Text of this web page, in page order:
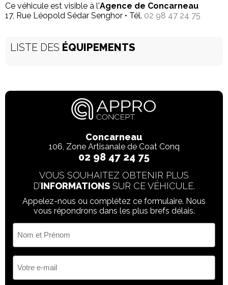
Ce véhicule est visible à l'Agence de Concarneau
17, Rue Léopold Sédar Senghor • Tél. 02 98 47 24 75
LISTE DES ÉQUIPEMENTS
Concarneau
106, Zone Artisanale de Coat Conq
02 98 47 24 75
VOUS SOUHAITEZ OBTENIR PLUS
D’INFORMATIONS SUR CE VÉHICULE.
Appelez-nous ou complétez ce formulaire. Nous
vous répondrons dans les plus brefs délais.
Prénom
(Nécessaire)
mail